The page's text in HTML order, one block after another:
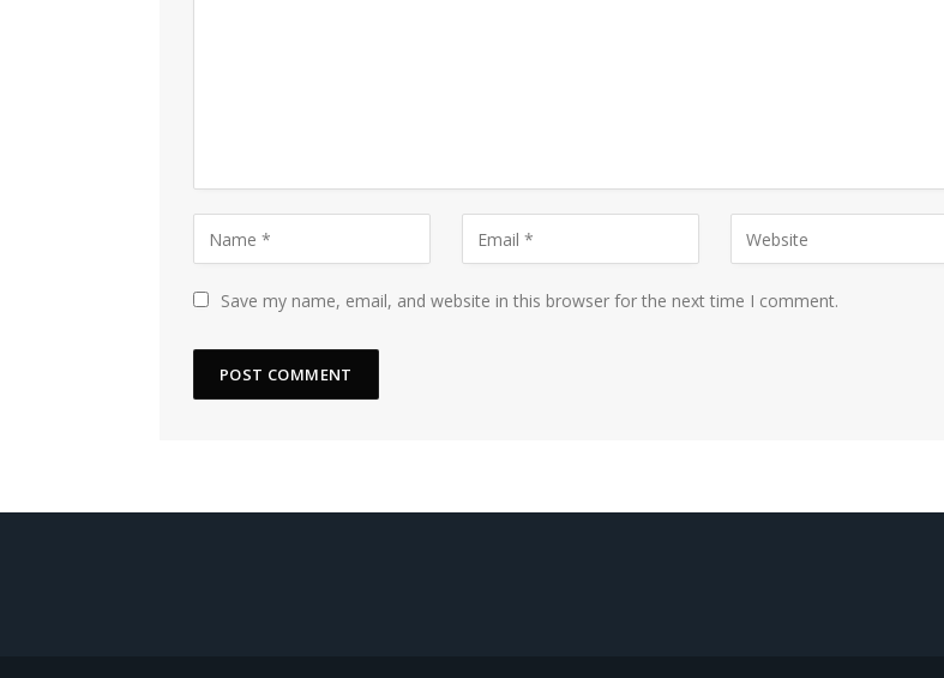
Save my name, email, and website in this browser for the next time I comment.